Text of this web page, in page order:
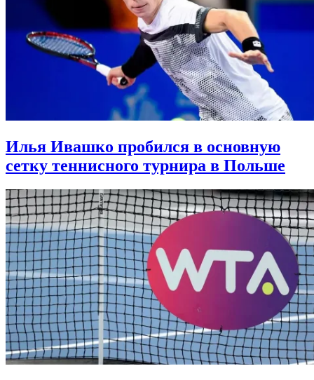
Илья Ивашко пробился в основную
сетку теннисного турнира в Польше